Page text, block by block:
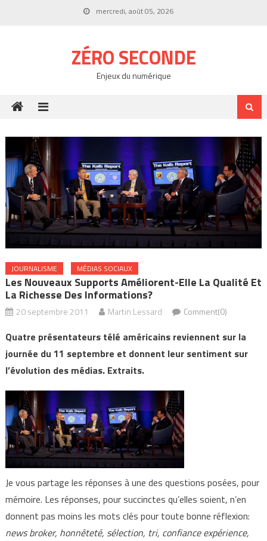
mercredi, août 05, 2026
ZÉRO SECONDE
Enjeux du numérique
JOURNALISME MÉDIAS SOCIAUX
Les Nouveaux Supports Améliorent-Elle La Qualité Et
La Richesse Des Informations?
20 septembre 2011 Martin Lessard Comment(0)
Quatre présentateurs télé américains reviennent sur la
journée du 11 septembre et donnent leur sentiment sur
l’évolution des médias. Extraits.
Je vous partage les réponses à une des questions posées, pour
mémoire. Les réponses, pour succinctes qu’elles soient, n’en
donnent pas moins les mots clés pour toute bonne réflexion:
news broker, honnêteté, sélection, tri, confiance expérience,